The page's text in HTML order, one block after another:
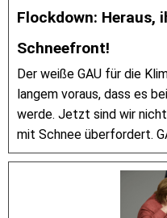
Flockdown: Heraus,
Schneefront!
Der weiße GAU für die
langem voraus, dass es
werde. Jetzt sind wir
mit Schnee überfordert.